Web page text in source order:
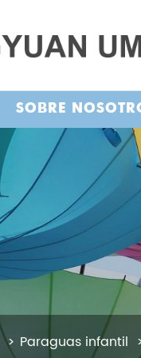
SOBRE
Paraguas infantil